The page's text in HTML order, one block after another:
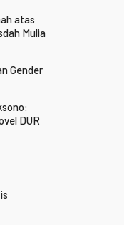
atas
Mulia
Gender
DUR